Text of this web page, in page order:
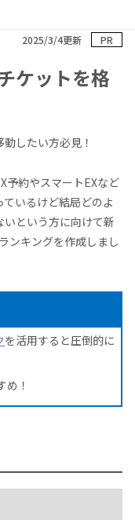
2025/3/4更新 PR
ケットを格
したい方必見！
予約やスマートEXなど
いるけど結局どのよ
という方に向けて新
ンキングを作成しまし
を活用すると圧倒的に
め！